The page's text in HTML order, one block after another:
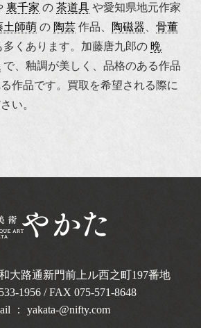
裏千家 の 茶道具 や愛知県地元作家
土師萌 の 陶芸 作品、 陶磁器
骨董
多くあります。加藤唐九郎の 晩
で、釉調が美しく、品格のある作品
作品です。買取を希望される際に
い。
大路通新門前上ル西之町197番地
1956/ FAX 075-571-8648
： yakata-@nifty.com